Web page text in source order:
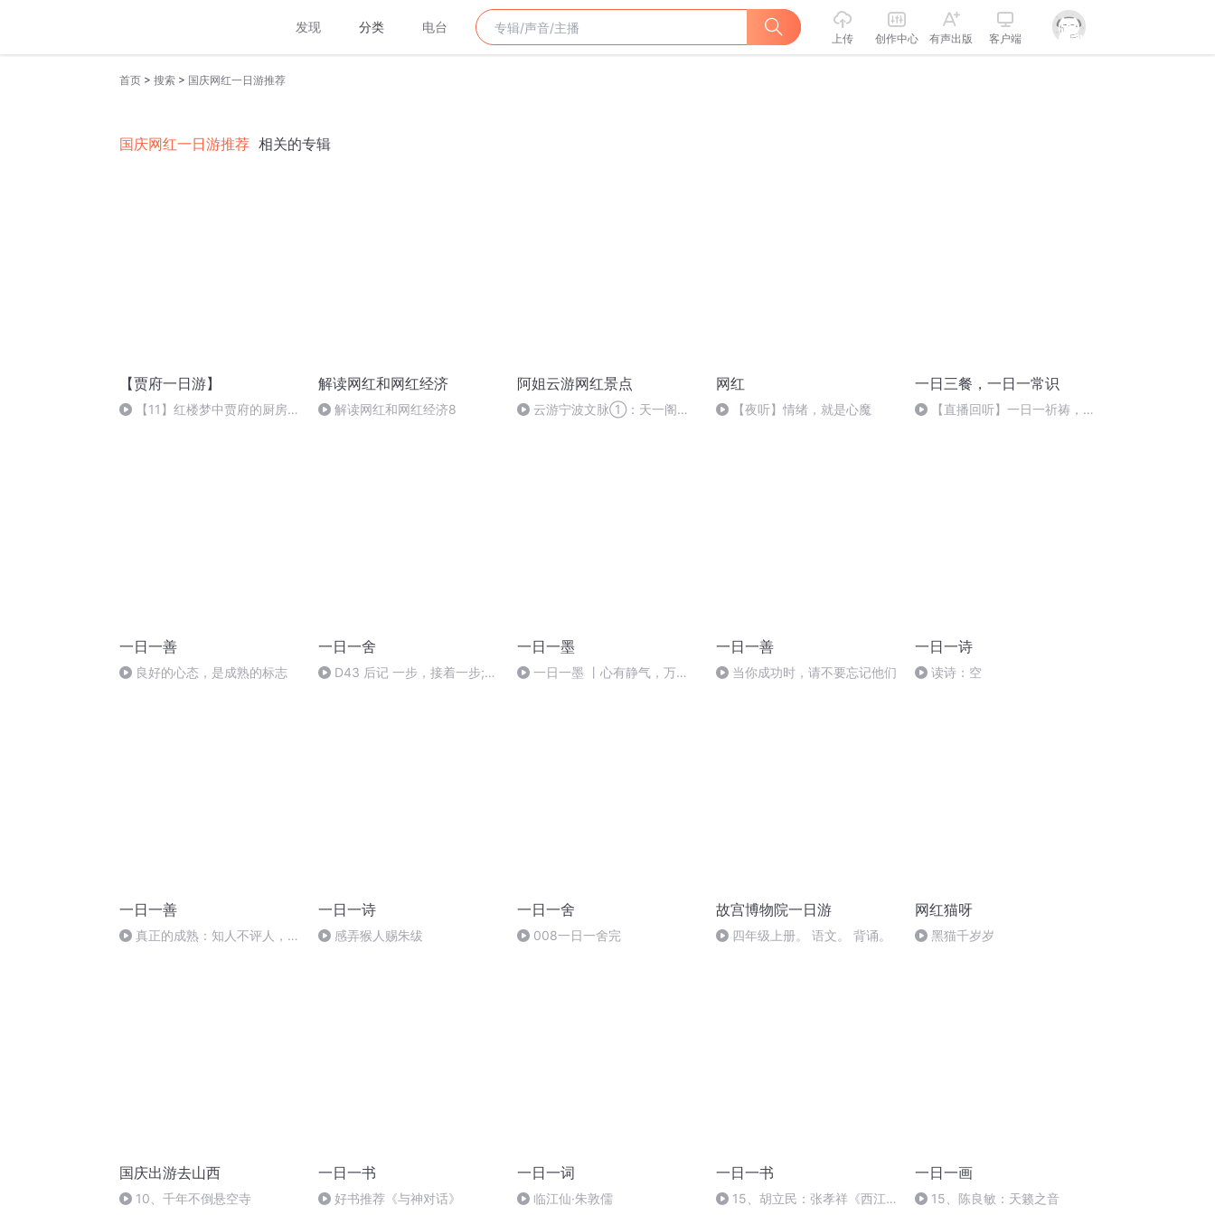
发现 分类 电台
上传 创作中心 有声出版 客户端
首页 > 搜索 > 国庆网红一日游推荐
国庆网红一日游推荐 相关的专辑
【贾府一日游】
【11】红楼梦中贾府的厨房如
解读网红和网红经济
解读网红和网红经济8
阿姐云游网红景点
云游宁波文脉①：天一阁，
网红
【夜听】情绪，就是心魔
一日三餐，一日一常识
【直播回听】一日一祈祷，开
一日一善
良好的心态，是成熟的标志
一日一舍
D43 后记 一步，接着一步;一
一日一墨
一日一墨 丨心有静气，万事
一日一善
当你成功时，请不要忘记他们
一日一诗
读诗：空
一日一善
真正的成熟：知人不评人，明
一日一诗
感弄猴人赐朱绂
一日一舍
008一日一舍完
故宫博物院一日游
四年级上册。 语文。 背诵。
网红猫呀
黑猫千岁岁
国庆出游去山西
10、千年不倒悬空寺
一日一书
好书推荐《与神对话》
一日一词
临江仙·朱敦儒
一日一书
15、胡立民：张孝祥《西江
一日一画
15、陈良敏：天籁之音